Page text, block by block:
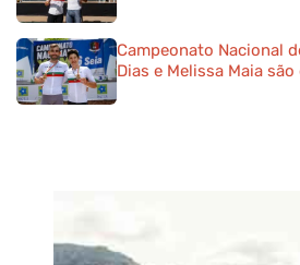
Campeonato Nacional
Dias e Melissa Maia